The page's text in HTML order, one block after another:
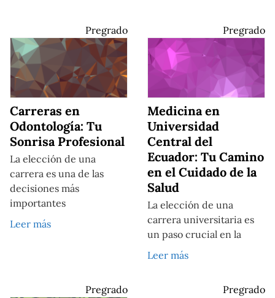
Pregrado
Carreras en
Odontología: Tu
Sonrisa Profesional
La elección de una
carrera es una de las
decisiones más
importantes
Leer más
Pregrado
Medicina en
Universidad
Central del
Ecuador: Tu Camino
en el Cuidado de la
Salud
La elección de una
carrera universitaria es
un paso crucial en la
Leer más
Pregrado Pregrado